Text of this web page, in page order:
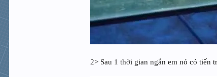
2> Sau 1 thời gian ngắn em nó có tiến